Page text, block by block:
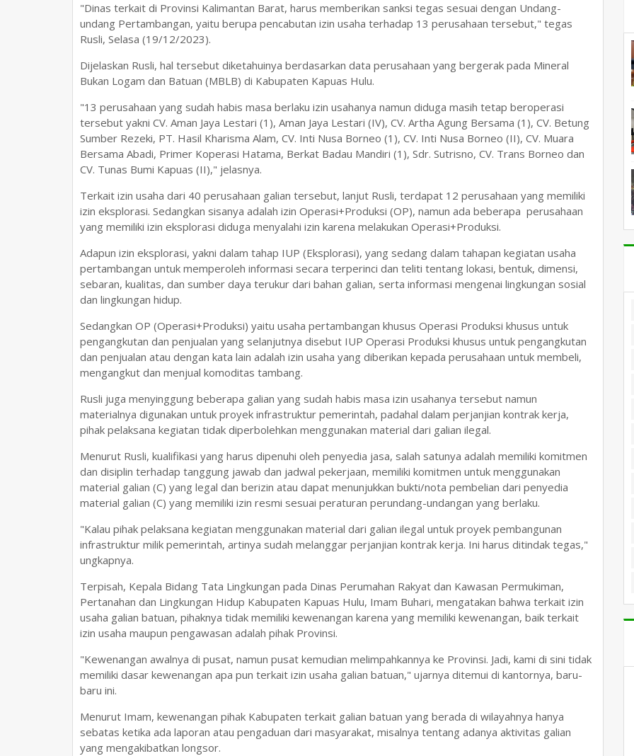
"Dinas terkait di Provinsi Kalimantan Barat, harus memberikan sanksi tegas sesuai dengan Undang-
undang Pertambangan, yaitu berupa pencabutan izin usaha terhadap 13 perusahaan tersebut," tegas
Rusli, Selasa (19/12/2023).
Dijelaskan Rusli, hal tersebut diketahuinya berdasarkan data perusahaan yang bergerak pada Mineral
Bukan Logam dan Batuan (MBLB) di Kabupaten Kapuas Hulu.
"13 perusahaan yang sudah habis masa berlaku izin usahanya namun diduga masih tetap beroperasi
tersebut yakni CV. Aman Jaya Lestari (1), Aman Jaya Lestari (IV), CV. Artha Agung Bersama (1), CV. Betung
Sumber Rezeki, PT. Hasil Kharisma Alam, CV. Inti Nusa Borneo (1), CV. Inti Nusa Borneo (II), CV. Muara
Bersama Abadi, Primer Koperasi Hatama, Berkat Badau Mandiri (1), Sdr. Sutrisno, CV. Trans Borneo dan
CV. Tunas Bumi Kapuas (II)," jelasnya.
Terkait izin usaha dari 40 perusahaan galian tersebut, lanjut Rusli, terdapat 12 perusahaan yang memiliki
izin eksplorasi. Sedangkan sisanya adalah izin Operasi+Produksi (OP), namun ada beberapa perusahaan
yang memiliki izin eksplorasi diduga menyalahi izin karena melakukan Operasi+Produksi.
Adapun izin eksplorasi, yakni dalam tahap IUP (Eksplorasi), yang sedang dalam tahapan kegiatan usaha
pertambangan untuk memperoleh informasi secara terperinci dan teliti tentang lokasi, bentuk, dimensi,
sebaran, kualitas, dan sumber daya terukur dari bahan galian, serta informasi mengenai lingkungan sosial
dan lingkungan hidup.
Sedangkan OP (Operasi+Produksi) yaitu usaha pertambangan khusus Operasi Produksi khusus untuk
pengangkutan dan penjualan yang selanjutnya disebut IUP Operasi Produksi khusus untuk pengangkutan
dan penjualan atau dengan kata lain adalah izin usaha yang diberikan kepada perusahaan untuk membeli,
mengangkut dan menjual komoditas tambang.
Rusli juga menyinggung beberapa galian yang sudah habis masa izin usahanya tersebut namun
materialnya digunakan untuk proyek infrastruktur pemerintah, padahal dalam perjanjian kontrak kerja,
pihak pelaksana kegiatan tidak diperbolehkan menggunakan material dari galian ilegal.
Menurut Rusli, kualifikasi yang harus dipenuhi oleh penyedia jasa, salah satunya adalah memiliki komitmen
dan disiplin terhadap tanggung jawab dan jadwal pekerjaan, memiliki komitmen untuk menggunakan
material galian (C) yang legal dan berizin atau dapat menunjukkan bukti/nota pembelian dari penyedia
material galian (C) yang memiliki izin resmi sesuai peraturan perundang-undangan yang berlaku.
"Kalau pihak pelaksana kegiatan menggunakan material dari galian ilegal untuk proyek pembangunan
infrastruktur milik pemerintah, artinya sudah melanggar perjanjian kontrak kerja. Ini harus ditindak tegas,"
ungkapnya.
Terpisah, Kepala Bidang Tata Lingkungan pada Dinas Perumahan Rakyat dan Kawasan Permukiman,
Pertanahan dan Lingkungan Hidup Kabupaten Kapuas Hulu, Imam Buhari, mengatakan bahwa terkait izin
usaha galian batuan, pihaknya tidak memiliki kewenangan karena yang memiliki kewenangan, baik terkait
izin usaha maupun pengawasan adalah pihak Provinsi.
"Kewenangan awalnya di pusat, namun pusat kemudian melimpahkannya ke Provinsi. Jadi, kami di sini tidak
memiliki dasar kewenangan apa pun terkait izin usaha galian batuan," ujarnya ditemui di kantornya, baru-
baru ini.
Menurut Imam, kewenangan pihak Kabupaten terkait galian batuan yang berada di wilayahnya hanya
sebatas ketika ada laporan atau pengaduan dari masyarakat, misalnya tentang adanya aktivitas galian
yang mengakibatkan longsor.